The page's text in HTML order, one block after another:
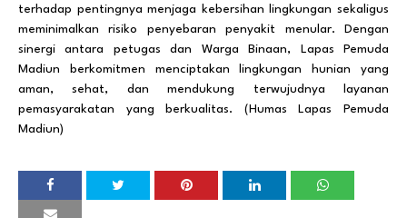
terhadap pentingnya menjaga kebersihan lingkungan sekaligus
meminimalkan risiko penyebaran penyakit menular. Dengan
sinergi antara petugas dan Warga Binaan, Lapas Pemuda
Madiun berkomitmen menciptakan lingkungan hunian yang
aman, sehat, dan mendukung terwujudnya layanan
pemasyarakatan yang berkualitas. (Humas Lapas Pemuda
Madiun)